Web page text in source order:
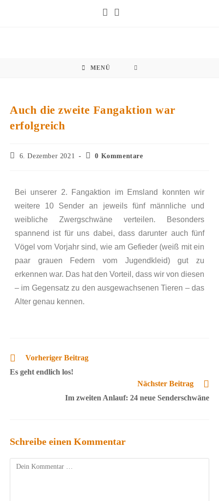
MENÜ
Auch die zweite Fangaktion war
erfolgreich
6. Dezember 2021 0 Kommentare
Bei unserer 2. Fangaktion im Emsland konnten wir
weitere 10 Sender an jeweils fünf männliche und
weibliche Zwergschwäne verteilen. Besonders
spannend ist für uns dabei, dass darunter auch fünf
Vögel vom Vorjahr sind, wie am Gefieder (weiß mit ein
paar grauen Federn vom Jugendkleid) gut zu
erkennen war. Das hat den Vorteil, dass wir von diesen
– im Gegensatz zu den ausgewachsenen Tieren – das
Alter genau kennen.
Vorheriger Beitrag
Es geht endlich los!
Nächster Beitrag
Im zweiten Anlauf: 24 neue Senderschwäne
Schreibe einen Kommentar